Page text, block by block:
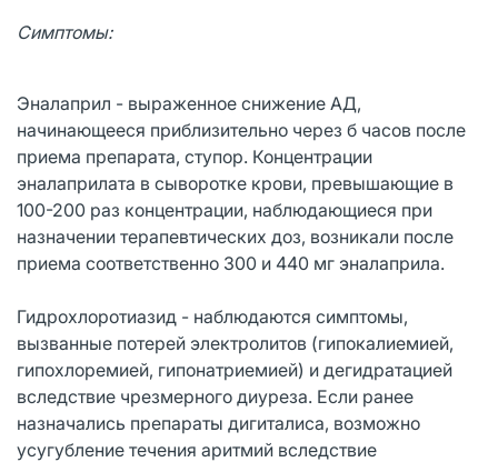
Симптомы:
Эналаприл - выраженное снижение АД,
начинающееся приблизительно через б часов после
приема препарата, ступор. Концентрации
эналаприлата в сыворотке крови, превышающие в
100-200 раз концентрации, наблюдающиеся при
назначении терапевтических доз, возникали после
приема соответственно 300 и 440 мг эналаприла.
Гидрохлоротиазид - наблюдаются симптомы,
вызванные потерей электролитов (гипокалиемией,
гипохлоремией, гипонатриемией) и дегидратацией
вследствие чрезмерного диуреза. Если ранее
назначались препараты дигиталиса, возможно
усугубление течения аритмий вследствие